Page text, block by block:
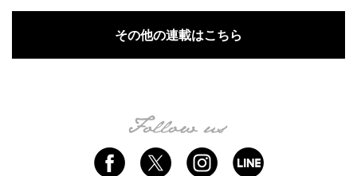
その他の連載はこちら